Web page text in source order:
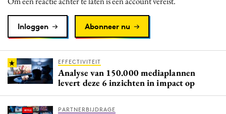
Merkstrategie
PR
Programmatic
Purpose Marketing
Reputatie & crisis
Inloggen Abonneer nu
EFFECTIVITEIT
Analyse van 150.000 mediaplannen
levert deze 6 inzichten in impact op
PARTNERBIJDRAGE